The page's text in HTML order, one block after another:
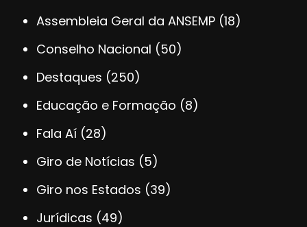
Assembleia Geral da ANSEMP (18)
Conselho Nacional (50)
Destaques (250)
Educação e Formação (8)
Fala Aí (28)
Giro de Notícias (5)
Giro nos Estados (39)
Jurídicas (49)